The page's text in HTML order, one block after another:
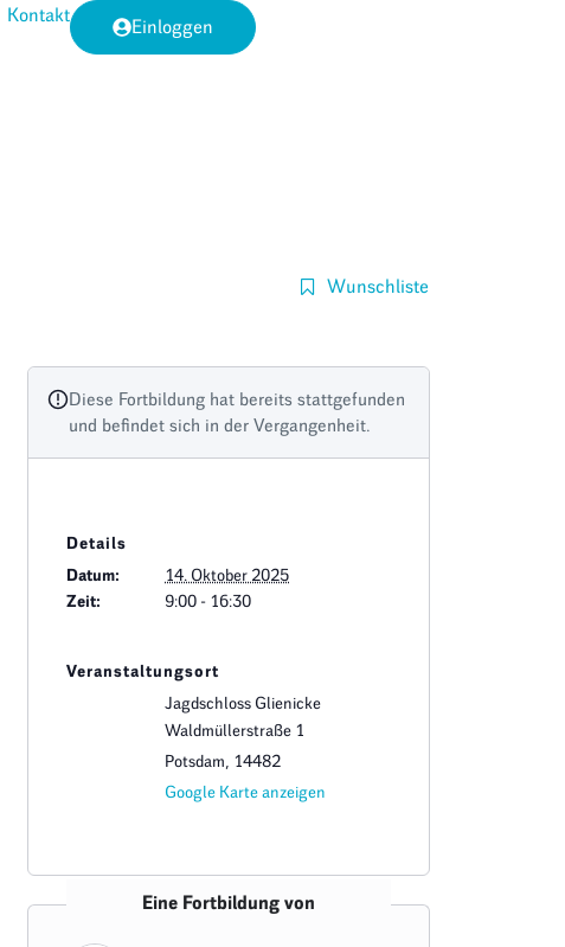
Kontakt
Einloggen
Wunschliste
Diese Fortbildung hat bereits stattgefunden
und befindet sich in der Vergangenheit.
Details
Datum:
14. Oktober 2025
Zeit:
9:00 - 16:30
Veranstaltungsort
Jagdschloss Glienicke
Waldmüllerstraße 1
Potsdam, 14482
Google Karte anzeigen
Eine Fortbildung von